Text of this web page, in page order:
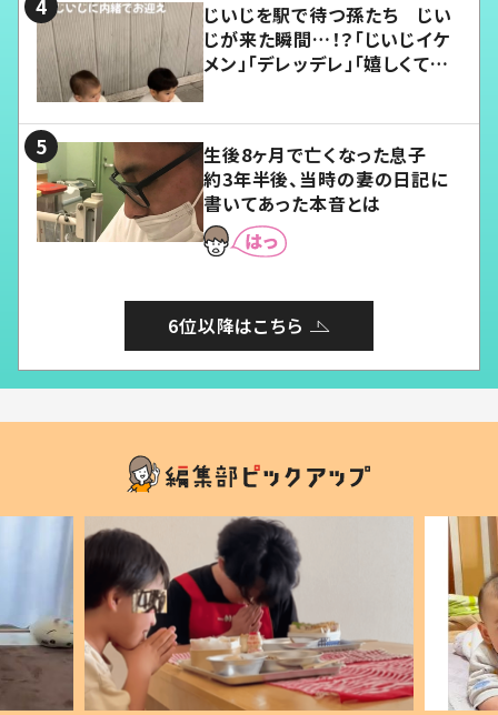
じいじを駅で待つ孫たち じい
じが来た瞬間…！？「じいじイケ
メン」「デレッデレ」「嬉しくて可
生後8ヶ月で亡くなった息子
約3年半後、当時の妻の日記に
書いてあった本音とは
6位以降はこちら